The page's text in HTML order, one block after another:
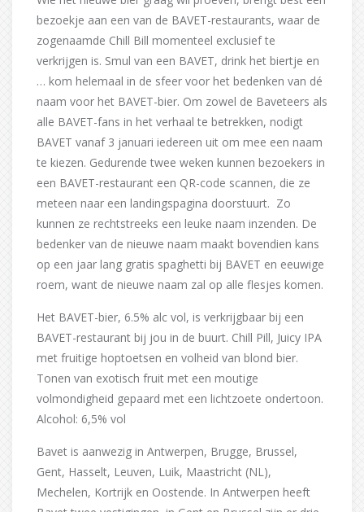
bezoekje aan een van de BAVET-restaurants, waar de
zogenaamde Chill Bill momenteel exclusief te
verkrijgen is. Smul van een BAVET, drink het biertje en
… kom helemaal in de sfeer voor het bedenken van dé
naam voor het BAVET-bier. Om zowel de Baveteers als
alle BAVET-fans in het verhaal te betrekken, nodigt
BAVET vanaf 3 januari iedereen uit om mee een naam
te kiezen. Gedurende twee weken kunnen bezoekers in
een BAVET-restaurant een QR-code scannen, die ze
meteen naar een landingspagina doorstuurt. Zo
kunnen ze rechtstreeks een leuke naam inzenden. De
bedenker van de nieuwe naam maakt bovendien kans
op een jaar lang gratis spaghetti bij BAVET en eeuwige
roem, want de nieuwe naam zal op alle flesjes komen.
Het BAVET-bier, 6.5% alc vol, is verkrijgbaar bij een
BAVET-restaurant bij jou in de buurt. Chill Pill, Juicy IPA
met fruitige hoptoetsen en volheid van blond bier.
Tonen van exotisch fruit met een moutige
volmondigheid gepaard met een lichtzoete ondertoon.
Alcohol: 6,5% vol
Bavet is aanwezig in Antwerpen, Brugge, Brussel,
Gent, Hasselt, Leuven, Luik, Maastricht (NL),
Mechelen, Kortrijk en Oostende. In Antwerpen heeft